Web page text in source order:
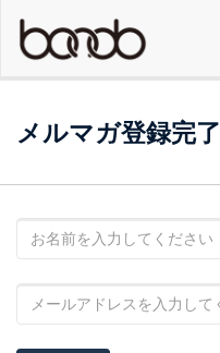
メルマガ登録完了